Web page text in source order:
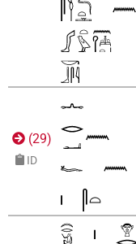
(29)
ID